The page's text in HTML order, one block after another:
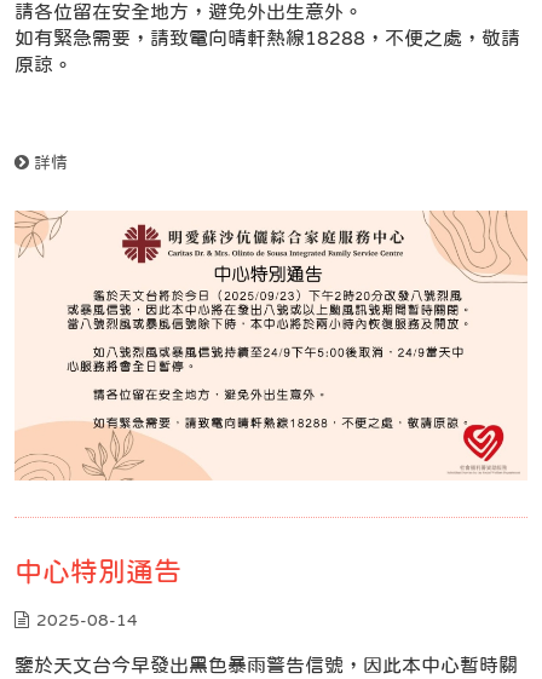
請各位留在安全地方，避免外出生意外。
如有緊急需要，請致電向晴軒熱線18288，不便之處，敬請
原諒。
詳情
中心特別通告
2025-08-14
鑒於天文台今早發出黑色暴雨警告信號，因此本中心暫時關